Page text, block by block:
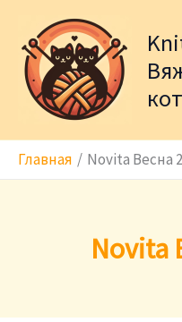
содержимому
Главная Novita Весна
Novita